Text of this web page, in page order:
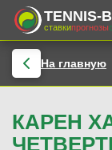
TENNIS-
ставкипрогнозы
На главную
КАРЕН